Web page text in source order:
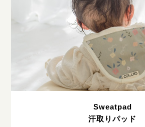
Sweatpad
汗取りパッド